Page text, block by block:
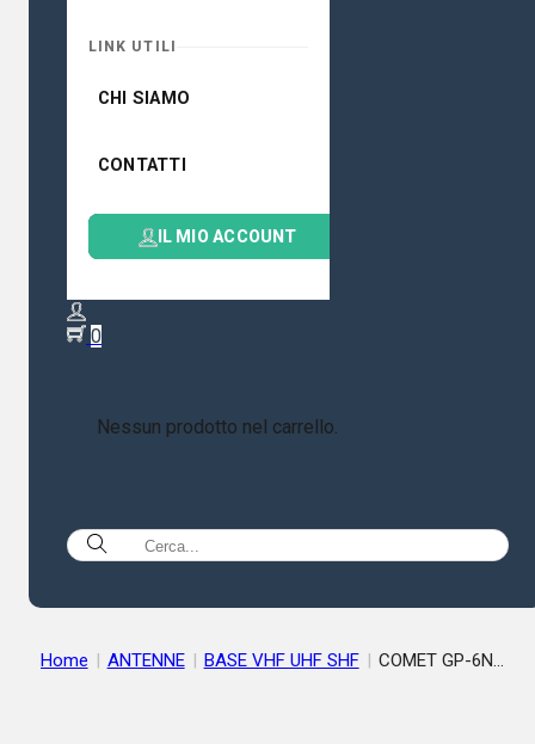
LINK UTILI
CHI SIAMO
CONTATTI
IL MIO ACCOUNT
0
Nessun prodotto nel carrello.
Home | ANTENNE | BASE VHF UHF SHF | COMET GP-6N